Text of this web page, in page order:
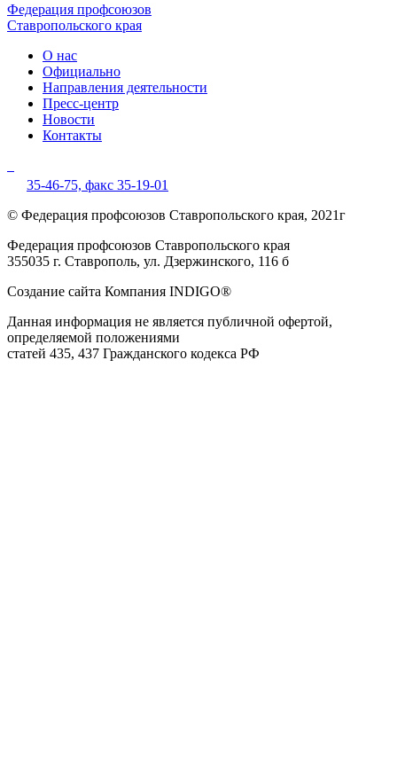
Федерация профсоюзов
Ставропольского края
О нас
Официально
Направления деятельности
Пресс-центр
Новости
Контакты
35-46-75, факс 35-19-01
© Федерация профсоюзов Ставропольского края, 2021г
Федерация профсоюзов Ставропольского края
355035 г. Ставрополь, ул. Дзержинского, 116 б
Создание сайта Компания INDIGO®
Данная информация не является публичной офертой,
определяемой положениями
статей 435, 437 Гражданского кодекса РФ